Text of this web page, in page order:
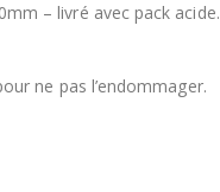
– livré avec pack acide.
ne pas l’endommager.